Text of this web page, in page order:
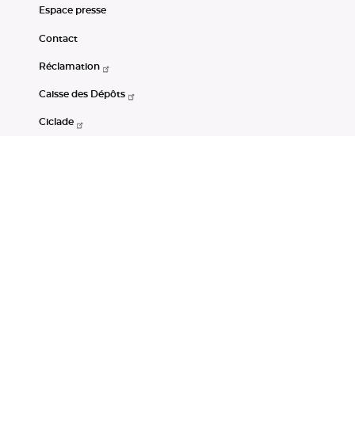
Espace presse
Contact
Réclamation
Caisse des Dépôts
Ciclade